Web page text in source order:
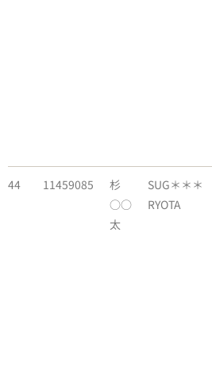
44 11459085
杉
○○
太
SUG＊＊＊
RYOTA